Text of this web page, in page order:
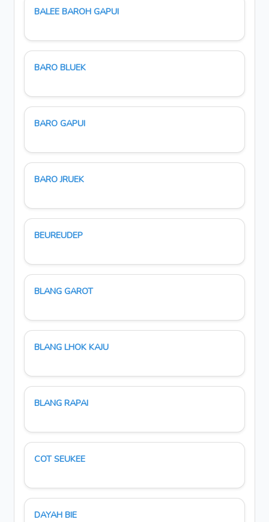
BALEE BAROH GAPUI
BARO BLUEK
BARO GAPUI
BARO JRUEK
BEUREUDEP
BLANG GAROT
BLANG LHOK KAJU
BLANG RAPAI
COT SEUKEE
DAYAH BIE